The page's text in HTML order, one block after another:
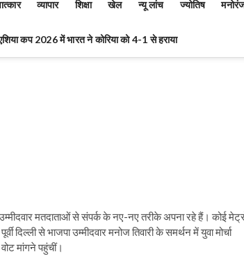
व्यापार शिक्षा खेल न्यू लांच ज्योतिष
कप 2026 में भारत ने कोरिया को 4-1 से हराया
मतदाताओं से संपर्क के नए-नए तरीके अपना रहे हैं। कोई
से भाजपा उम्मीदवार मनोज तिवारी के समर्थन में युवा मोर्चा
मांगने पहुंचीं।